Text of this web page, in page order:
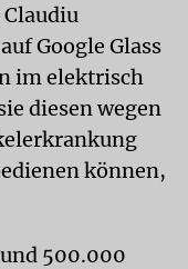
Google Glass
im elektrisch
diesen wegen
können,
500.000